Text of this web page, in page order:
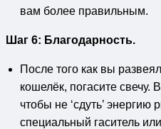
вам более правильным.
Шаг 6: Благодарность.
После того как вы
кошелёк, погасите свечу.
чтобы не ‘сдуть’ энергию
специальный гаситель